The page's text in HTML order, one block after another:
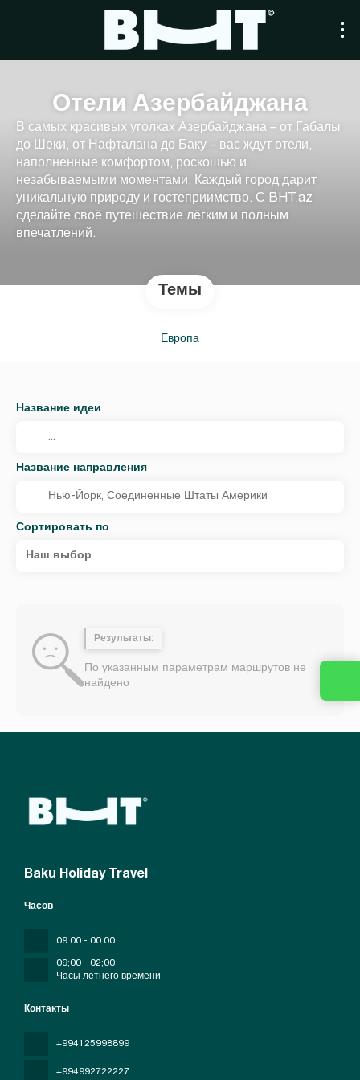
Отели Азербайджана
В самых красивых уголках Азербайджана – от Габалы
до Шеки, от Нафталана до Баку – вас ждут отели,
наполненные комфортом, роскошью и
незабываемыми моментами. Каждый город дарит
уникальную природу и гостеприимство. С BHT.az
сделайте своё путешествие лёгким и полным
впечатлений.
Темы
Европа
Название идеи
Название направления
Сортировать по
Наш выбор
Результаты:
По указанным параметрам маршрутов не
найдено
Baku Holiday Travel
Контакты
+994125998899
+994992722227
Часов
09:00 - 00:00
09;00 - 02;00
Часы летнего времени